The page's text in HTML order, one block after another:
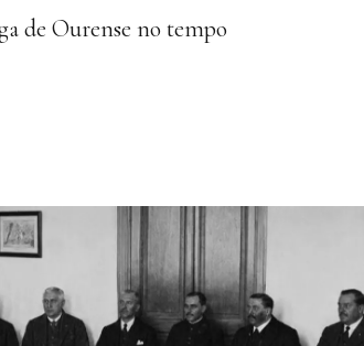
de Ourense no tempo